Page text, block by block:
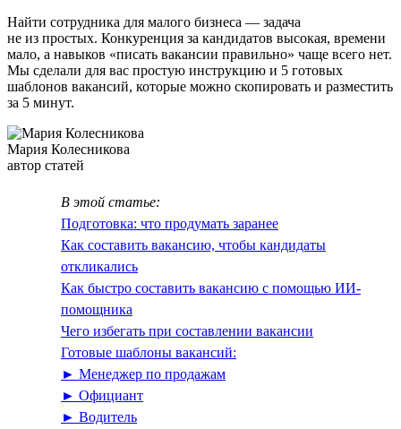
Найти сотрудника для малого бизнеса — задача
не из простых. Конкуренция за кандидатов высокая, времени
мало, а навыков «писать вакансии правильно» чаще всего нет.
Мы сделали для вас простую инструкцию и 5 готовых
шаблонов вакансий, которые можно скопировать и разместить
за 5 минут.
Мария Колесникова
автор статей
В этой статье:
Подготовка: что продумать заранее
Как составить вакансию, чтобы кандидаты
откликались
Как быстро составить вакансию с помощью ИИ-
помощника
Чего избегать при составлении вакансии
Готовые шаблоны вакансий:
► Менеджер по продажам
► Официант
► Водитель